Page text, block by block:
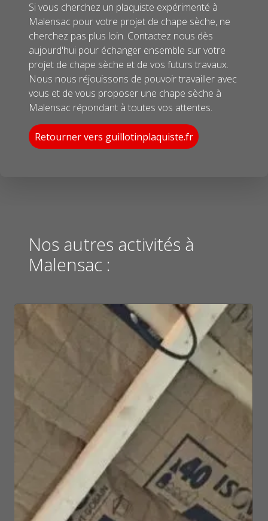
Si vous cherchez un plaquiste expérimenté à
Malensac pour votre projet de chape sèche, ne
cherchez pas plus loin. Contactez nous dès
aujourd'hui pour échanger ensemble sur votre
projet de chape sèche et de vos futurs travaux.
Nous nous réjouissons de pouvoir travailler avec
vous et de vous proposer une chape sèche à
Malensac répondant à toutes vos attentes.
Retourner vers guillotinplaquiste.fr
Nos autres activités à
Malensac :